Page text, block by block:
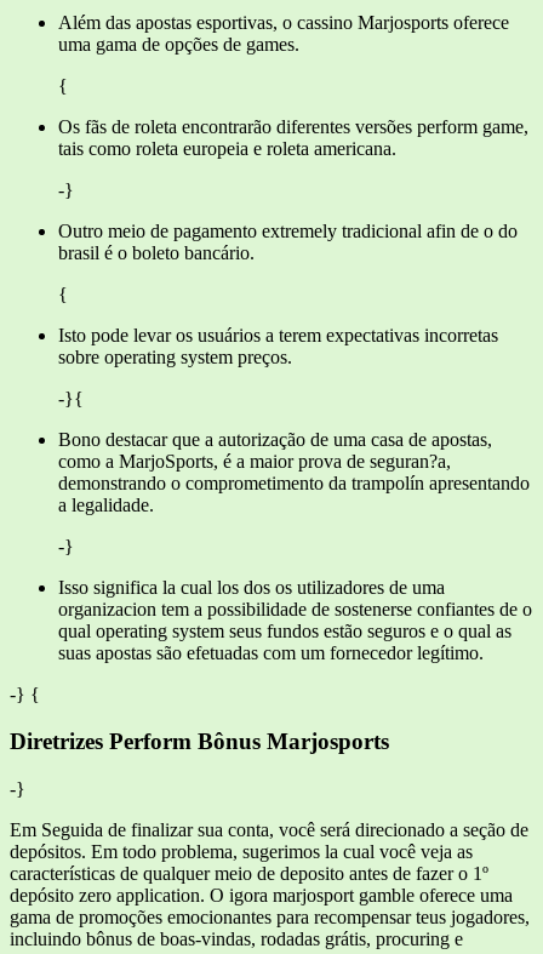
Além das apostas esportivas, o cassino Marjosports oferece
uma gama de opções de games.
{
Os fãs de roleta encontrarão diferentes versões perform game,
tais como roleta europeia e roleta americana.
-}
Outro meio de pagamento extremely tradicional afin de o do
brasil é o boleto bancário.
{
Isto pode levar os usuários a terem expectativas incorretas
sobre operating system preços.
-}{
Bono destacar que a autorização de uma casa de apostas,
como a MarjoSports, é a maior prova de seguran?a,
demonstrando o comprometimento da trampolín apresentando
a legalidade.
-}
Isso significa la cual los dos os utilizadores de uma
organizacion tem a possibilidade de sostenerse confiantes de o
qual operating system seus fundos estão seguros e o qual as
suas apostas são efetuadas com um fornecedor legítimo.
-} {
Diretrizes Perform Bônus Marjosports
-}
Em Seguida de finalizar sua conta, você será direcionado a seção de
depósitos. Em todo problema, sugerimos la cual você veja as
características de qualquer meio de deposito antes de fazer o 1º
depósito zero application. O igora marjosport gamble oferece uma
gama de promoções emocionantes para recompensar teus jogadores,
incluindo bônus de boas-vindas, rodadas grátis, procuring e